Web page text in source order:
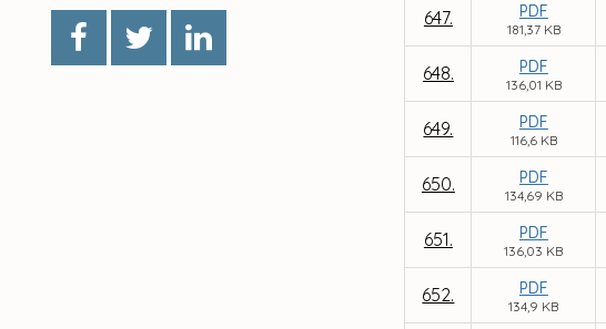
647. PDF
181,37 KB
648. PDF
136,01 KB
649. PDF
116,6 KB
650. PDF
134,69 KB
651. PDF
136,03 KB
652. PDF
134,9 KB